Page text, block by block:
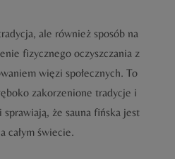
ale również sposób na
fizycznego oczyszczania z
więzi społecznych. To
zakorzenione tradycje i
że sauna fińska jest
całym świecie.